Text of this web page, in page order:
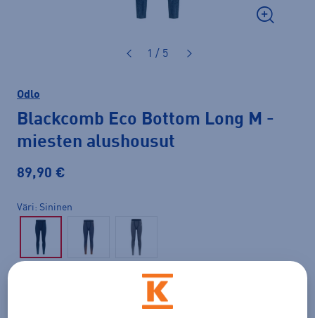
1 / 5
Odlo
Blackcomb Eco Bottom Long M -
miesten alushousut
89,90 €
Väri Sininen
XL